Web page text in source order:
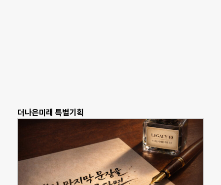
더나은미래 특별기획